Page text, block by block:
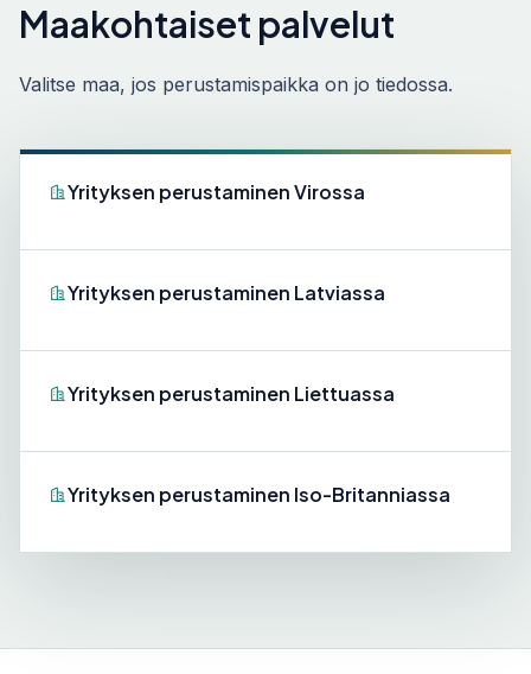
Maakohtaiset palvelut
Valitse maa, jos perustamispaikka on jo tiedossa.
Yrityksen perustaminen Virossa
Yrityksen perustaminen Latviassa
Yrityksen perustaminen Liettuassa
Yrityksen perustaminen Iso-Britanniassa